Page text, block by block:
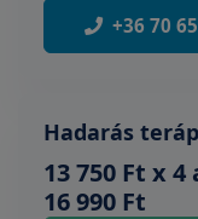
+36 70
Hadarás
13 750 Ft x 4
16 990 Ft